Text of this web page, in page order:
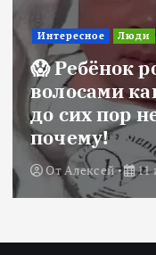
Интересное Люди
😱 Ребёнок
волосами
до сих пор
почему!
ОтАлексей 11